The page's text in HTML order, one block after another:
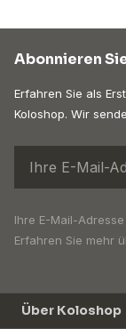
Abonnieren
Erfahren Sie als
Koloshop. Wir
Ihre E-Mail-
Erfahren Sie mehr
Über Koloshop